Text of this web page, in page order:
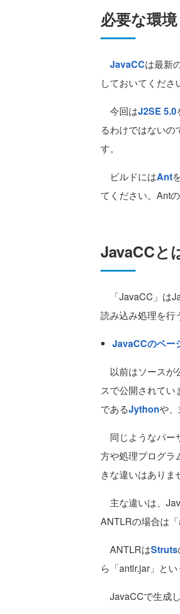
必要な環境
JavaCCは最新
しておいてくださ
今回はJ2SE 5.0
るわけではない
す。
ビルドにはAnt
てください。Ant
JavaCCと
「JavaCC」は
読み込み処理を行
JavaCCのペー
以前はソースが
スで公開されてい
であるJythonや
同じようなパー
方や処理プログラ
きな違いはありま
主な違いは、
ANTLRの場合は「
ANTLRはStruts
ら「antlr.jar」と
JavaCCで生成